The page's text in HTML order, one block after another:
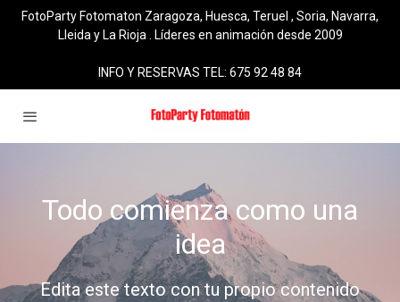
FotoParty Fotomaton Zaragoza, Huesca, Teruel , Soria, Navarra,
Lleida y La Rioja . Líderes en animación desde 2009
INFO Y RESERVAS TEL: 675 92 48 84
Todo comienza como una
idea
Edita este texto con tu propio contenido